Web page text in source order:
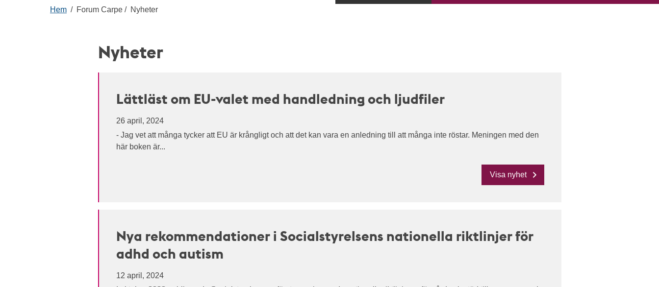
Hem Forum Carpe Nyheter
Nyheter
Lättläst om EU-valet med handledning och ljudfiler
26 april, 2024
- Jag vet att många tycker att EU är krångligt och att det kan vara en anledning till att många inte röstar. Meningen med den
här boken är...
Visa nyhet
Nya rekommendationer i Socialstyrelsens nationella riktlinjer för
adhd och autism
12 april, 2024